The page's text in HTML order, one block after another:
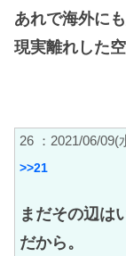
あれで海外に
現実離れした
26 ：2021/06/09(
>>21
まだその辺は
だから。